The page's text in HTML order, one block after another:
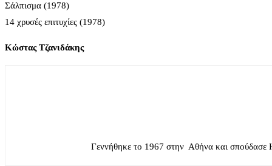
Σάλπισμα (1978)
14 χρυσές επιτυχίες (1978)
Κώστας Τζανιδάκης
Γεννήθηκε το 1967 στην Αθήνα και σπούδασε